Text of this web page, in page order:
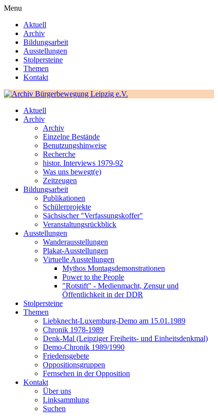
Menu
Aktuell
Archiv
Bildungsarbeit
Ausstellungen
Stolpersteine
Themen
Kontakt
Aktuell
Archiv
Archiv
Einzelne Bestände
Benutzungshinweise
Recherche
histor. Interviews 1979-92
Was uns bewegt(e)
Zeitzeugen
Bildungsarbeit
Publikationen
Schülerprojekte
Sächsischer "Verfassungskoffer"
Veranstaltungsrückblick
Ausstellungen
Wanderausstellungen
Plakat-Ausstellungen
Virtuelle Ausstellungen
Mythos Montagsdemonstrationen
Power to the People
"Rotstift" - Medienmacht, Zensur und
Öffentlichkeit in der DDR
Stolpersteine
Themen
Liebknecht-Luxemburg-Demo am 15.01.1989
Chronik 1978-1989
Denk-Mal (Leipziger Freiheits- und Einheitsdenkmal)
Demo-Chronik 1989/1990
Friedensgebete
Oppositionsgruppen
Fernsehen in der Opposition
Kontakt
Über uns
Linksammlung
Suchen